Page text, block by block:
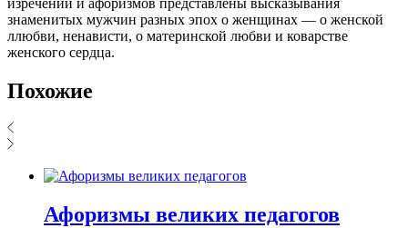
знаменитых мужчин разных эпох о женщинах — о женской
ллюбви, ненависти, о материнской любви и коварстве
женского сердца.
Похожие
Афоризмы великих педагогов